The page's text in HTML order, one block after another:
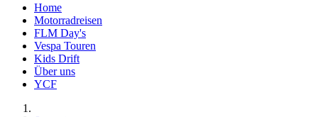
Home
Motorradreisen
FLM Day's
Vespa Touren
Kids Drift
Über uns
YCF